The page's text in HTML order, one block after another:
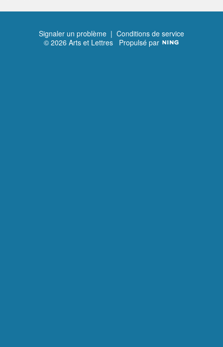
Signaler un problème | Conditions de service
© 2026 Arts et Lettres Propulsé par